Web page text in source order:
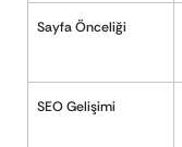
Sayfa Önceliği
SEO Gelişimi